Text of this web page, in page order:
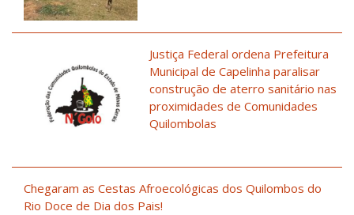
Justiça Federal ordena Prefeitura
Municipal de Capelinha paralisar
construção de aterro sanitário nas
proximidades de Comunidades
Quilombolas
Chegaram as Cestas Afroecológicas dos Quilombos do
Rio Doce de Dia dos Pais!